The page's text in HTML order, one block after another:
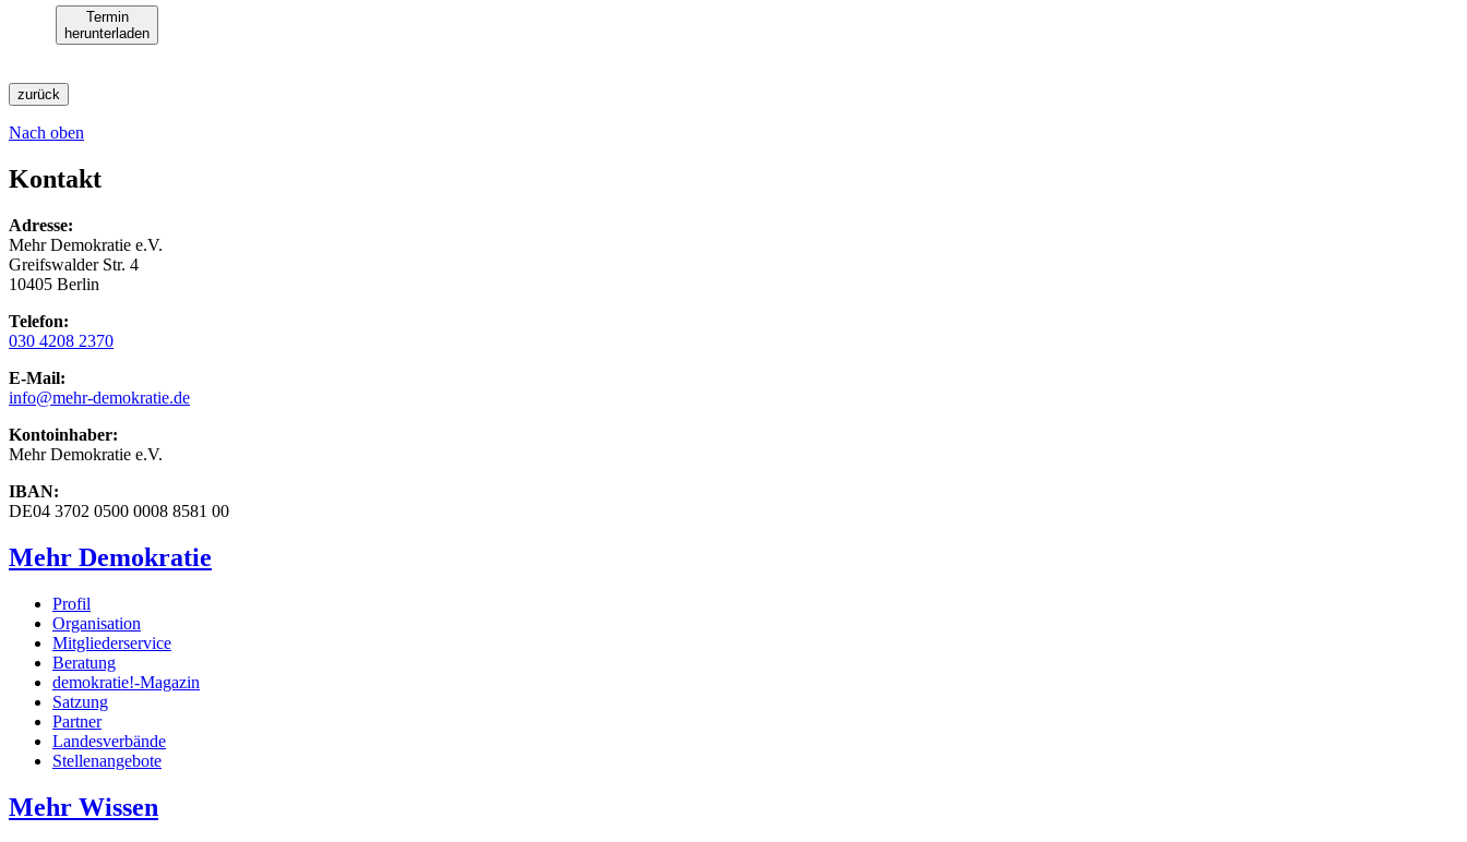
Termin
herunterladen
zurück
Nach oben
Kontakt
Adresse:
Mehr Demokratie e.V.
Greifswalder Str. 4
10405 Berlin
Telefon:
030 4208 2370
E-Mail:
info@mehr-demokratie.de
Kontoinhaber:
Mehr Demokratie e.V.
IBAN:
DE04 3702 0500 0008 8581 00
Mehr Demokratie
Profil
Organisation
Mitgliederservice
Beratung
demokratie!-Magazin
Satzung
Partner
Landesverbände
Stellenangebote
Mehr Wissen